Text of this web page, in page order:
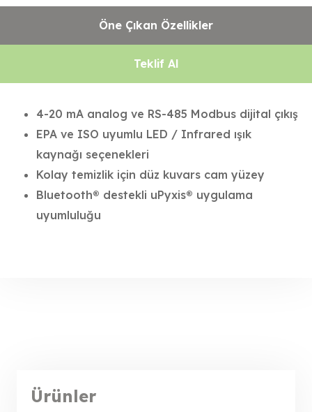
Ürünler
Öne Çıkan Özellikler
Teklif Al
4-20 mA analog ve RS-485 Modbus dijital çıkış
EPA ve ISO uyumlu LED / Infrared ışık
kaynağı seçenekleri
Kolay temizlik için düz kuvars cam yüzey
Bluetooth® destekli uPyxis® uygulama
uyumluluğu